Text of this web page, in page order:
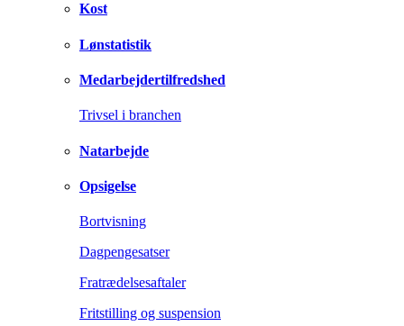
Kost
Lønstatistik
Medarbejdertilfredshed
Trivsel i branchen
Natarbejde
Opsigelse
Bortvisning
Dagpengesatser
Fratrædelsesaftaler
Fritstilling og suspension